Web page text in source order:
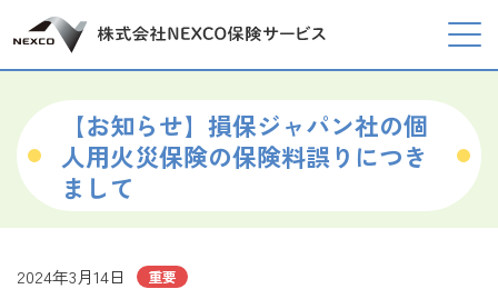
【お知らせ】損保ジャパン社の個
人用火災保険の保険料誤りにつき
まして
2024年3月14日 重要